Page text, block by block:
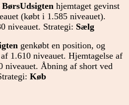
BørsUdsigten hjemtaget gevinst
(købt i 1.585 niveauet).
niveauet. Strategi: Sælg
genkøbt en position, og
1.610 niveauet. Hjemtagelse af
niveauet. Åbning af short ved
Køb